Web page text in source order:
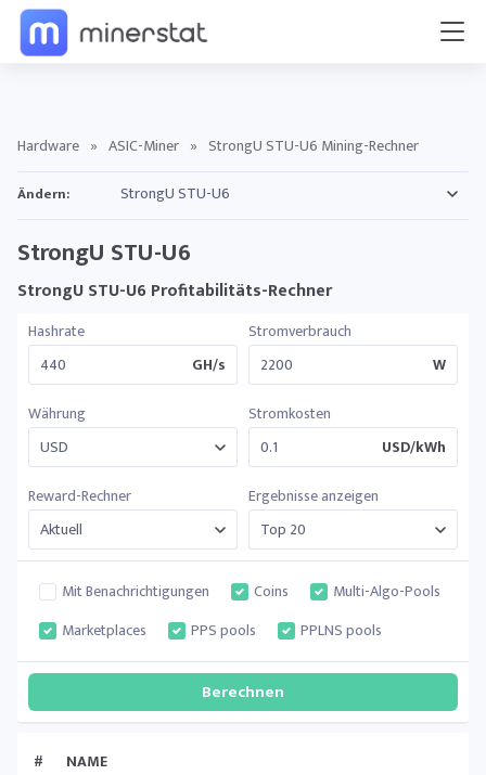
Hardware » ASIC-Miner » StrongU STU-U6 Mining-Rechner
Ändern:
StrongU STU-U6
StrongU STU-U6 Profitabilitäts-Rechner
Hashrate
GH/s
Stromverbrauch
W
Währung
Stromkosten
USD/kWh
Reward-Rechner
Ergebnisse anzeigen
Mit Benachrichtigungen Coins
Multi-Algo-Pools
Marketplaces
PPS pools PPLNS pools
# NAME